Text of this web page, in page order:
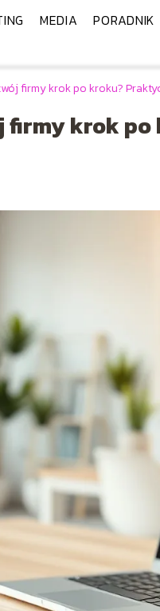
MEDIA PORADNIK
firmy krok po kroku?
firmy krok